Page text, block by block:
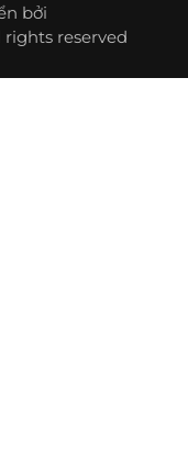
bởi
reserved